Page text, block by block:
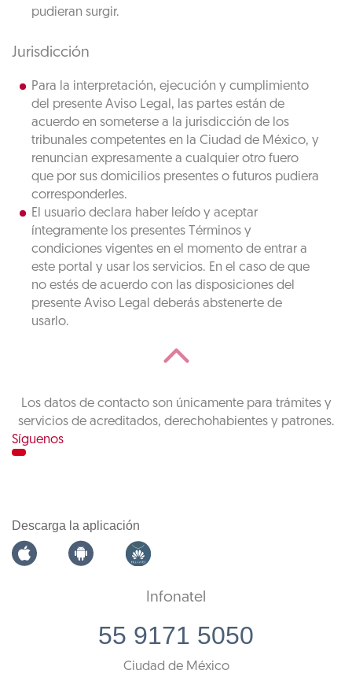
pudieran surgir.
Jurisdicción
Para la interpretación, ejecución y cumplimiento
del presente Aviso Legal, las partes están de
acuerdo en someterse a la jurisdicción de los
tribunales competentes en la Ciudad de México, y
renuncian expresamente a cualquier otro fuero
que por sus domicilios presentes o futuros pudiera
corresponderles.
El usuario declara haber leído y aceptar
íntegramente los presentes Términos y
condiciones vigentes en el momento de entrar a
este portal y usar los servicios. En el caso de que
no estés de acuerdo con las disposiciones del
presente Aviso Legal deberás abstenerte de
usarlo.
Los datos de contacto son únicamente para trámites y
servicios de acreditados, derechohabientes y patrones.
Síguenos
Descarga la aplicación
Infonatel
55 9171 5050
Ciudad de México